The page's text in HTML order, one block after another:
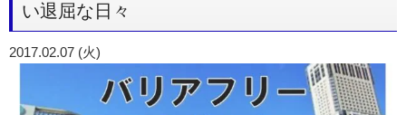
い退屈な日々
2017.02.07 (火)